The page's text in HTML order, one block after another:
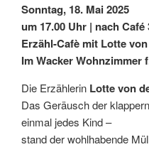
Sonntag, 18. Mai 2025
um 17.00 Uhr | nach Café
Erzähl-Cafè mit Lotte
Im Wacker Wohnzimmer
Die Erzählerin Lotte von
Das Geräusch der
einmal jedes Kind –
stand der wohlhabende